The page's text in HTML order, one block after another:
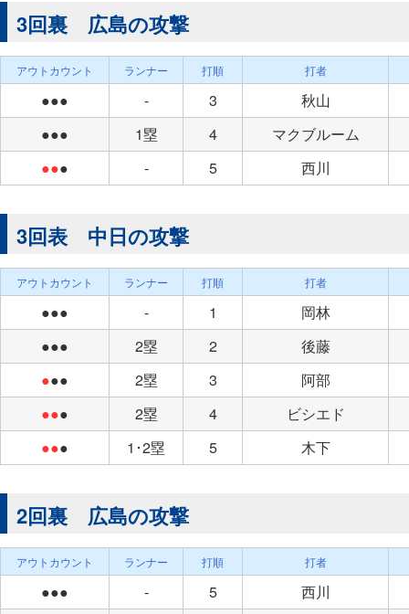
3回裏 広島の攻撃
アウトカウント ランナー 打順 打者
●●● - 3
秋山
●●●
1塁 4
マクブルーム
●●● - 5 西川
3回表 中日の攻撃
アウトカウント ランナー 打順 打者
●●● - 1
岡林
●●●
2塁 2
後藤
●●● 2塁 3
阿部
●●● 2塁 4
ビシエド
●●● 1･2塁 5 木下
2回裏 広島の攻撃
アウトカウント ランナー 打順 打者
●●● - 5
西川